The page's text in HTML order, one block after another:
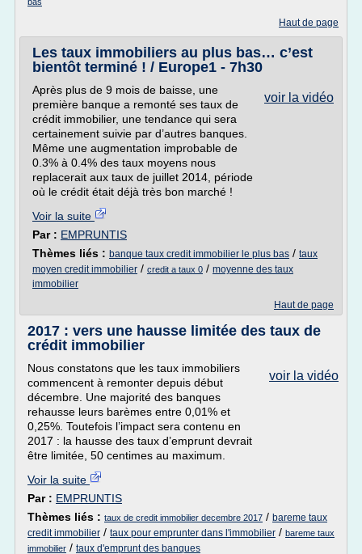
Haut de page
Les taux immobiliers au plus bas… c’est
bientôt terminé ! / Europe1 - 7h30
voir la vidéo
Après plus de 9 mois de baisse, une
première banque a remonté ses taux de
crédit immobilier, une tendance qui sera
certainement suivie par d’autres banques.
Même une augmentation improbable de
0.3% à 0.4% des taux moyens nous
replacerait aux taux de juillet 2014, période
où le crédit était déjà très bon marché !
Voir la suite
Par : EMPRUNTIS
Thèmes liés : banque taux credit immobilier le plus bas / taux
moyen credit immobilier / credit a taux 0 / moyenne des taux
immobilier
Haut de page
2017 : vers une hausse limitée des taux de
crédit immobilier
voir la vidéo
Nous constatons que les taux immobiliers
commencent à remonter depuis début
décembre. Une majorité des banques
rehausse leurs barèmes entre 0,01% et
0,25%. Toutefois l’impact sera contenu en
2017 : la hausse des taux d’emprunt devrait
être limitée, 50 centimes au maximum.
Voir la suite
Par : EMPRUNTIS
Thèmes liés : taux de credit immobilier decembre 2017 / bareme taux
credit immobilier / taux pour emprunter dans l'immobilier / bareme taux
immobilier / taux d'emprunt des banques